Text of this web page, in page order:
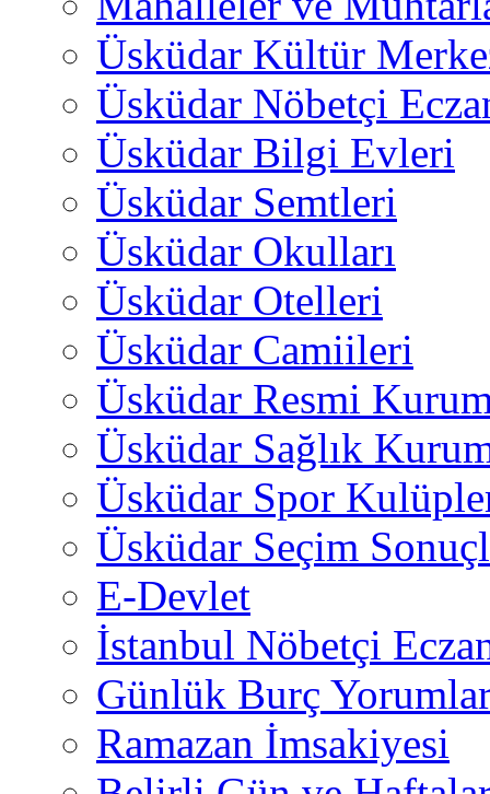
Üsküdar Kültür
Üsküdar Nöbetçi
Üsküdar Bilgi Evleri
Üsküdar Semtleri
Üsküdar Okulları
Üsküdar Otelleri
Üsküdar Camiileri
Üsküdar Resmi
Üsküdar Sağlık
Üsküdar Spor
Üsküdar Seçim
E-Devlet
İstanbul Nöbetçi
Günlük Burç
Ramazan İmsakiyesi